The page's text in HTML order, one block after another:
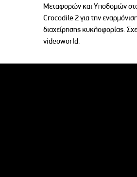
Μεταφορών και Υποδομών
Crocodile 2 για την
διαχείρησης κυκλοφορίας.
videoworld.